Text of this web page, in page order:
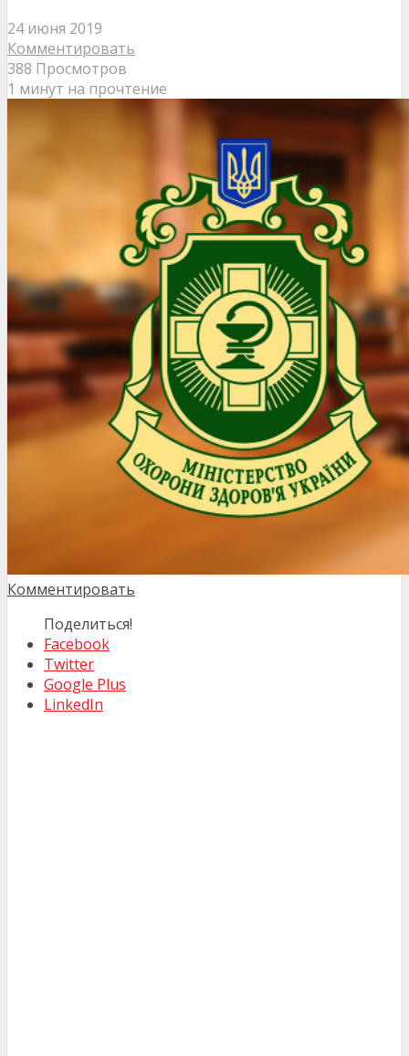
24 июня 2019
Комментировать
388 Просмотров
1 минут на прочтение
Комментировать
Поделиться!
Facebook
Twitter
Google Plus
LinkedIn